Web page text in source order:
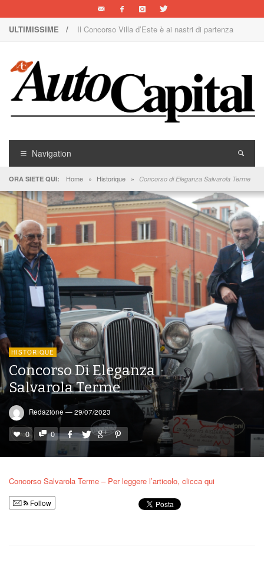
ULTIMISSIME / Il Concorso Villa d’Este è ai nastri di partenza
Il ritorno della Lancia nei rally
AutoCapital di marzo è in edicola!
AutoCapital di giugno è in edicola!
E Luce sia!
AutoCapital di maggio è in edicola!
Nuova Nissan Leaf
1000 Miglia: un team rosa sulla rossa
Navigation
ORA SIETE QUI: Home » Historique » Concorso di Eleganza Salvarola Terme
HISTORIQUE
Concorso Di Eleganza
Salvarola Terme
Redazione —29/07/2023
0 0
Concorso Salvarola Terme – Per leggere l’articolo, clicca qui
Follow